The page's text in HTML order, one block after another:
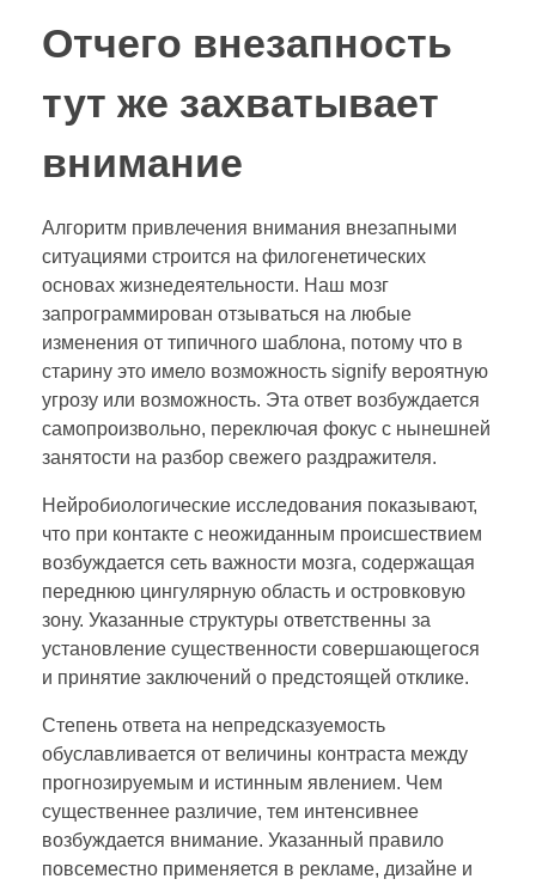
Отчего внезапность
тут же захватывает
внимание
Алгоритм привлечения внимания внезапными
ситуациями строится на филогенетических
основах жизнедеятельности. Наш мозг
запрограммирован отзываться на любые
изменения от типичного шаблона, потому что в
старину это имело возможность signify вероятную
угрозу или возможность. Эта ответ возбуждается
самопроизвольно, переключая фокус с нынешней
занятости на разбор свежего раздражителя.
Нейробиологические исследования показывают,
что при контакте с неожиданным происшествием
возбуждается сеть важности мозга, содержащая
переднюю цингулярную область и островковую
зону. Указанные структуры ответственны за
установление существенности совершающегося
и принятие заключений о предстоящей отклике.
Степень ответа на непредсказуемость
обуславливается от величины контраста между
прогнозируемым и истинным явлением. Чем
существеннее различие, тем интенсивнее
возбуждается внимание. Указанный правило
повсеместно применяется в рекламе, дизайне и